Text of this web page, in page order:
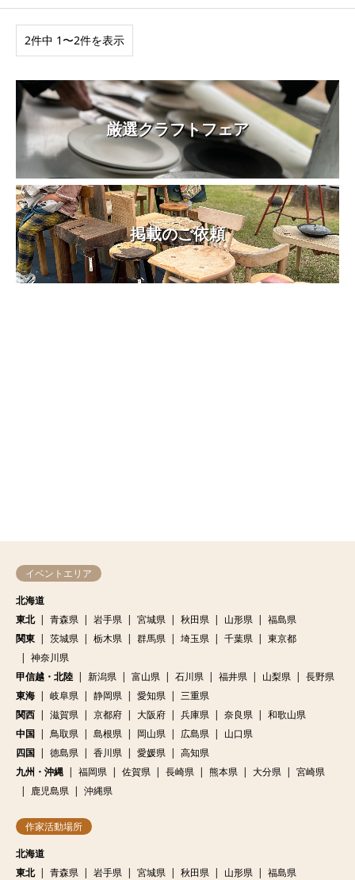
2件中 1〜2件を表示
厳選クラフトフェア
掲載のご依頼
イベントエリア
北海道
東北
青森県 岩手県 宮城県 秋田県 山形県
福島県
関東
茨城県 栃木県 群馬県 埼玉県 千葉県
東京都
神奈川県
甲信越・北陸
新潟県 富山県 石川県 福井県 山梨県
長野県
東海
岐阜県 静岡県 愛知県
三重県
関西
滋賀県 京都府 大阪府 兵庫県 奈良県
和歌山県
中国
鳥取県 島根県 岡山県 広島県
山口県
四国
徳島県 香川県 愛媛県
高知県
九州・沖縄
福岡県 佐賀県 長崎県 熊本県 大分県
宮崎県
鹿児島県
沖縄県
作家活動場所
北海道
東北
青森県 岩手県 宮城県 秋田県 山形県
福島県